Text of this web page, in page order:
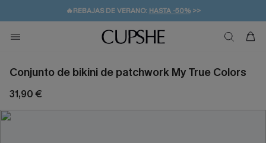
👒PROMOCIÓN DE VERANO:-10% EN 2 VESTIDOS
💌¡SUSCRIBIRSE & GANAR -10% EXTRA!
🚚ENVÍO GRATUITO A PARTIR DE 49 € >>
Conjunto de bikini de patchwork My True Colors
31,90 €